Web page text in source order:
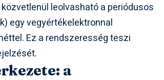
leolvasható a periódusos
egy vegyértékelektronnal
Ez a rendszeresség teszi
a